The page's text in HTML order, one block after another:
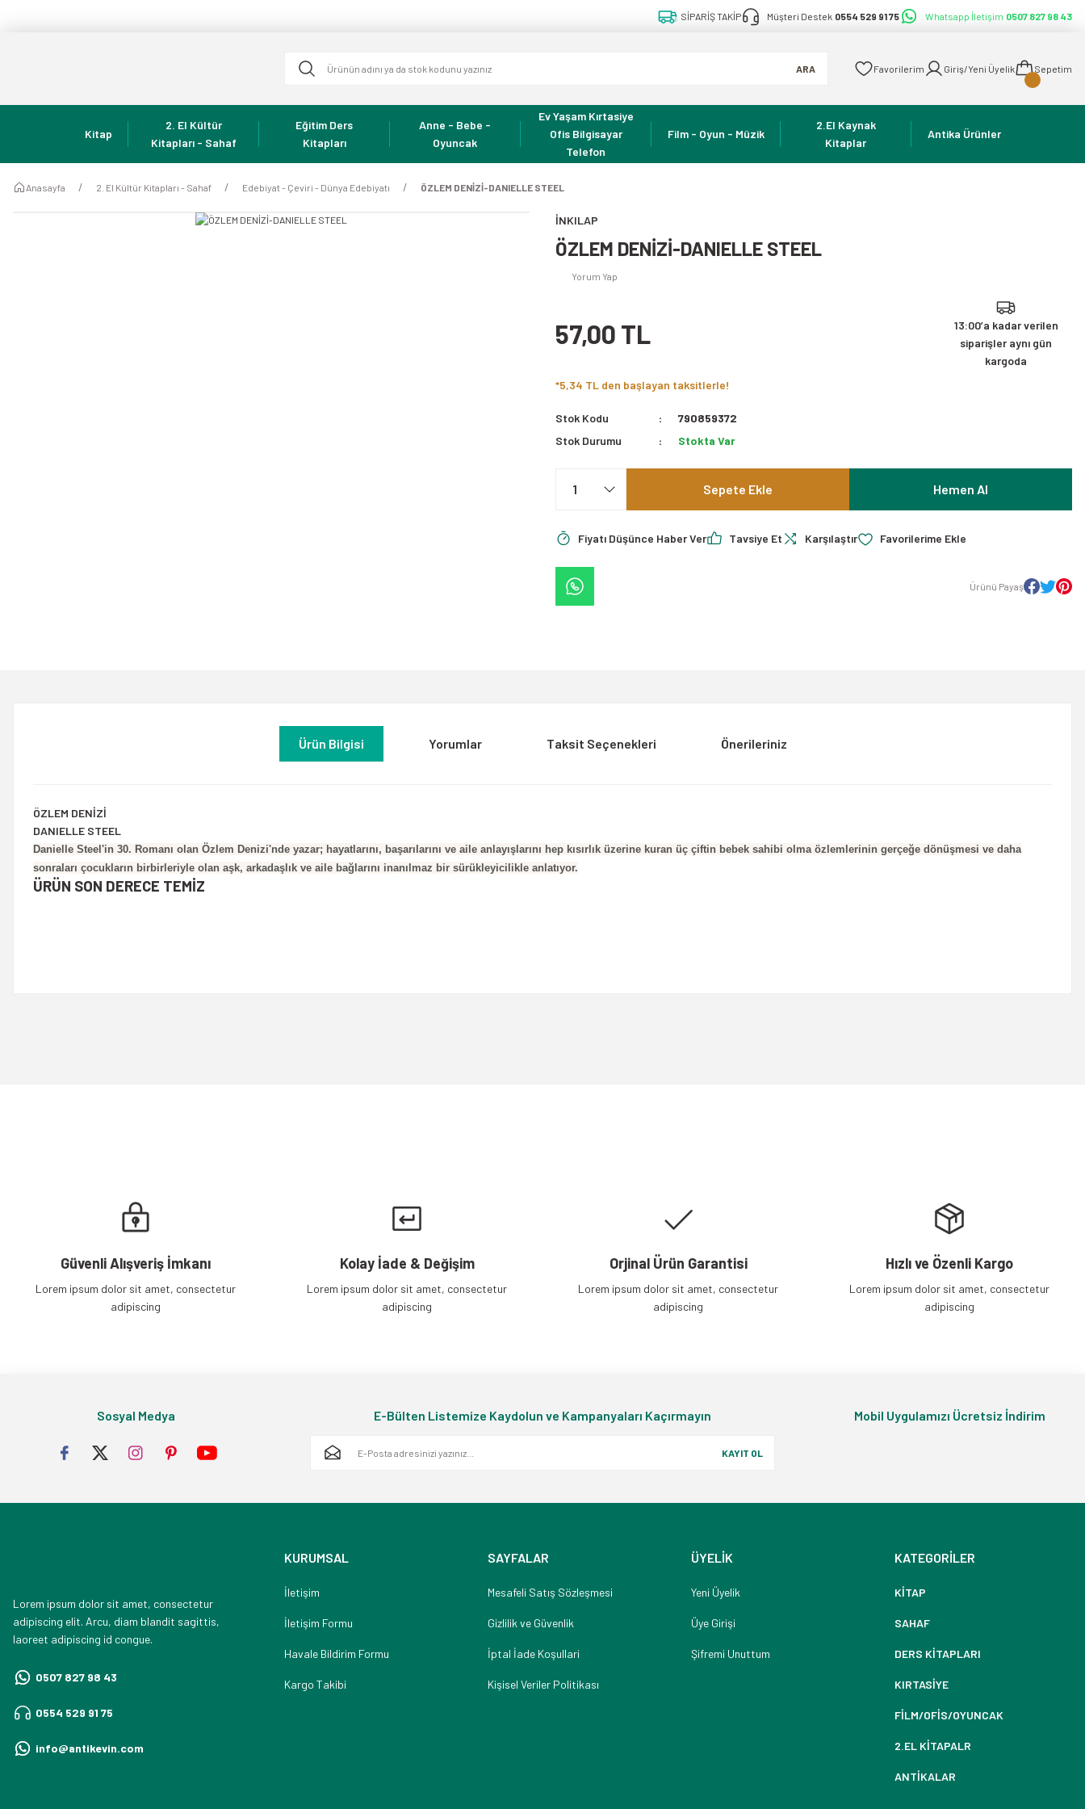
SİPARİŞ TAKİP Müşteri Destek 0554 529 91 75 Whatsapp İletişim 0507 827 98 43
ARA Favorilerim Giriş/Yeni Üyelik Sepetim
Kitap
2. El Kültür
Kitapları - Sahaf
Eğitim Ders
Kitapları
Anne - Bebe -
Oyuncak
Ev Yaşam Kırtasiye
Ofis Bilgisayar
Telefon
Film - Oyun - Müzik
2.El Kaynak
Kitaplar
Antika Ürünler
Anasayfa 2. El Kültür Kitapları - Sahaf Edebiyat - Çeviri - Dünya Edebiyatı ÖZLEM DENİZİ-DANIELLE STEEL
İNKILAP
ÖZLEM DENİZİ-DANIELLE STEEL
Yorum Yap
57,00 TL
13:00’a kadar verilen
siparişler aynı gün
kargoda
*5,34 TL den başlayan taksitlerle!
Stok Kodu
790859372
Stok Durumu
Stokta Var
Sepete Ekle Hemen Al
Fiyatı Düşünce Haber Ver Tavsiye Et Karşılaştır
Ürünü Payaş
Ürün Bilgisi Yorumlar Taksit Seçenekleri Önerileriniz
ÖZLEM DENİZİ
DANIELLE STEEL
Danielle Steel'in 30. Romanı olan Özlem Denizi'nde yazar; hayatlarını, başarılarını ve aile anlayışlarını hep kısırlık üzerine kuran üç çiftin bebek sahibi olma özlemlerinin gerçeğe dönüşmesi ve daha
sonraları çocukların birbirleriyle olan aşk, arkadaşlık ve aile bağlarını inanılmaz bir sürükleyicilikle anlatıyor.
ÜRÜN SON DERECE TEMİZ
Güvenli Alışveriş İmkanı
Lorem ipsum dolor sit amet, consectetur
adipiscing
Kolay İade & Değişim
Lorem ipsum dolor sit amet, consectetur
adipiscing
Orjinal Ürün Garantisi
Lorem ipsum dolor sit amet, consectetur
adipiscing
Hızlı ve Özenli Kargo
Lorem ipsum dolor sit amet, consectetur
adipiscing
Sosyal Medya E-Bülten Listemize Kaydolun ve Kampanyaları Kaçırmayın
KAYIT OL
Mobil Uygulamızı Ücretsiz İndirim
Lorem ipsum dolor sit amet, consectetur
adipiscing elit. Arcu, diam blandit sagittis,
laoreet adipiscing id congue.
0507 827 98 43
0554 529 91 75
info@antikevin.com
KURUMSAL
İletişim
İletişim Formu
Havale Bildirim Formu
Kargo Takibi
SAYFALAR
Mesafeli Satış Sözleşmesi
Gizlilik ve Güvenlik
İptal İade Koşullari
Kişisel Veriler Politikası
ÜYELİK
Yeni Üyelik
Üye Girişi
Şifremi Unuttum
KATEGORİLER
KİTAP
SAHAF
DERS KİTAPLARI
KIRTASİYE
FİLM/OFİS/OYUNCAK
2.EL KİTAPALR
ANTİKALAR